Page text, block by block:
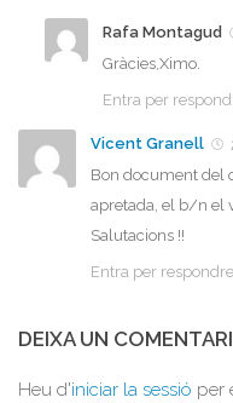
Rafa Montagud
Gràcies,Ximo.
Entra per
Vicent Granell
Bon document del
apretada, el b/n el
Salutacions !!
Entra per respondre
DEIXA UN COMENTARI
Heu d'iniciar la sessió per